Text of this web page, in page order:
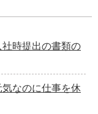
時提出の書類の
なのに仕事を休